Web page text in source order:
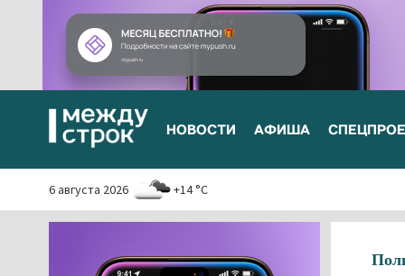
НОВОСТИ АФИША
6 августа 2026 +14 °C